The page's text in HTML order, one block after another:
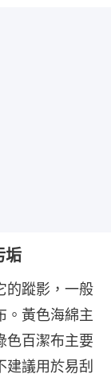
垢
的蹤影，一般
。黃色海綿主
色百潔布主要
議用於易刮